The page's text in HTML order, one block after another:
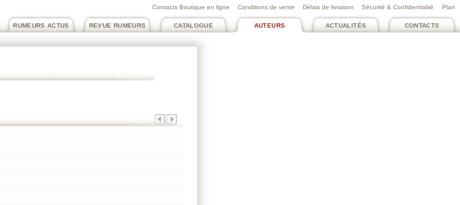
Plan
Contacts Boutique en ligne Conditions de vente Délais de livraison Sécurité & Confidentialité
CONTACTS
ACTUALITÉS
AUTEURS
CATALOGUE
REVUE RUMEURS
RUMEURS ACTUS